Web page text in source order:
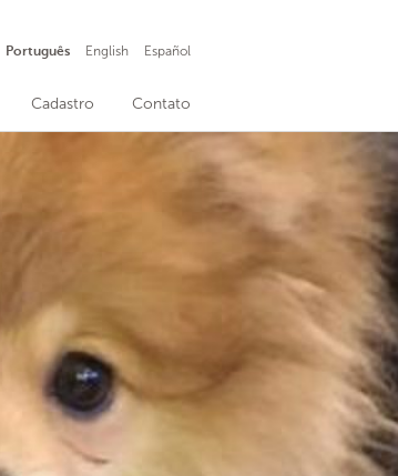
Cadastro Contato
Português English Español